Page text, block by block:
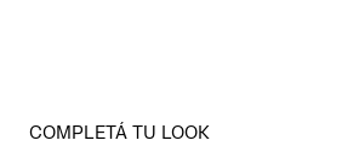
COMPLETÁ TU LOOK